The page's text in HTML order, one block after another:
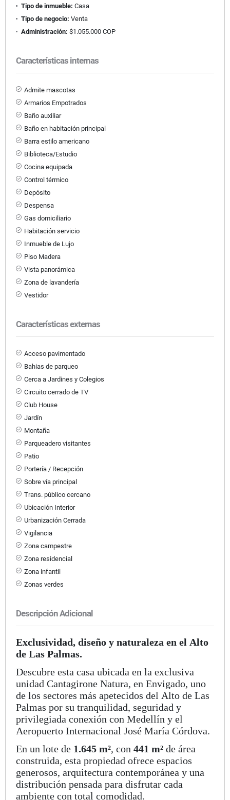
Tipo de inmueble: Casa
Tipo de negocio: Venta
Administración: $1.055.000 COP
Características internas
Admite mascotas
Armarios Empotrados
Baño auxiliar
Baño en habitación principal
Barra estilo americano
Biblioteca/Estudio
Cocina equipada
Control térmico
Depósito
Despensa
Gas domiciliario
Habitación servicio
Inmueble de Lujo
Piso Madera
Vista panorámica
Zona de lavandería
Vestidor
Características externas
Acceso pavimentado
Bahias de parqueo
Cerca a Jardines y Colegios
Circuito cerrado de TV
Club House
Jardín
Montaña
Parqueadero visitantes
Patio
Portería / Recepción
Sobre vía principal
Trans. público cercano
Ubicación Interior
Urbanización Cerrada
Vigilancia
Zona campestre
Zona residencial
Zona infantil
Zonas verdes
Descripción Adicional
Exclusividad, diseño y naturaleza en el Alto
de Las Palmas.
Descubre esta casa ubicada en la exclusiva
unidad Cantagirone Natura, en Envigado, uno
de los sectores más apetecidos del Alto de Las
Palmas por su tranquilidad, seguridad y
privilegiada conexión con Medellín y el
Aeropuerto Internacional José María Córdova.
En un lote de 1.645 m², con 441 m² de área
construida, esta propiedad ofrece espacios
generosos, arquitectura contemporánea y una
distribución pensada para disfrutar cada
ambiente con total comodidad.